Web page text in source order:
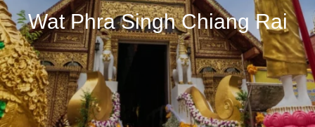
Wat Phra Singh Chiang Rai